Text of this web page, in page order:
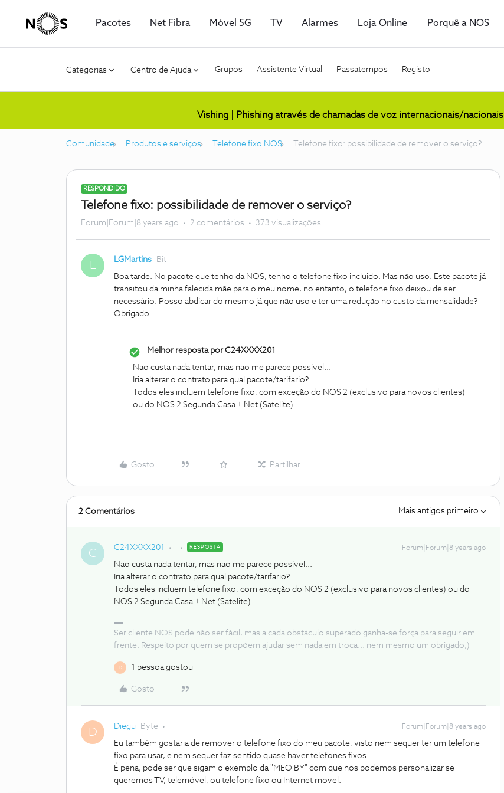
Pacotes Net Fibra Móvel 5G TV Alarmes Loja Online Porquê a NOS
Categorias Centro de Ajuda Grupos Assistente Virtual Passatempos Registo
Vishing | Phishing através de chamadas de voz internacionais/nacionais
Comunidade Produtos e serviços Telefone fixo NOS Telefone fixo: possibilidade de remover o serviço?
RESPONDIDO
Telefone fixo: possibilidade de remover o serviço?
Forum|Forum|8 years ago 2 comentários 373 visualizações
L LGMartins Bit
Boa tarde. No pacote que tenho da NOS, tenho o telefone fixo incluido. Mas não uso. Este pacote já
transitou da minha falecida mãe para o meu nome, no entanto, o telefone fixo deixou de ser
necessário. Posso abdicar do mesmo já que não uso e ter uma redução no custo da mensalidade?
Obrigado
Melhor resposta porC24XXXX201
Nao custa nada tentar, mas nao me parece possivel...
Iria alterar o contrato para qual pacote/tarifario?
Todos eles incluem telefone fixo, com exceção do NOS 2 (exclusivo para novos clientes)
ou do NOS 2 Segunda Casa + Net (Satelite).
Gosto Partilhar
2 Comentários Mais antigos primeiro
C C24XXXX201 RESPOSTA Forum|Forum|8 years ago
Nao custa nada tentar, mas nao me parece possivel...
Iria alterar o contrato para qual pacote/tarifario?
Todos eles incluem telefone fixo, com exceção do NOS 2 (exclusivo para novos clientes) ou do
NOS 2 Segunda Casa + Net (Satelite).
Ser cliente NOS pode não ser fácil, mas a cada obstáculo superado ganha-se força para seguir em
frente. Respeito por quem se propõem ajudar sem nada em troca... nem mesmo um obrigado;)
D 1 pessoa gostou
Gosto
D Diegu Byte Forum|Forum|8 years ago
Eu também gostaria de remover o telefone fixo do meu pacote, visto nem sequer ter um telefone
fixo para usar, e nem sequer faz sentido quase haver telefones fixos.
É pena, pode ser que sigam o exemplo da "MEO BY" com que nos podemos personalizar se
queremos TV, telemóvel, ou telefone fixo ou Internet movel.